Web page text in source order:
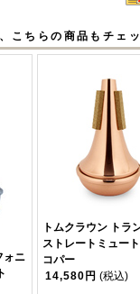
こちらの商品もチェ
ォニ
トムクラウン トラ
ストレートミュー
コパー
14,580円 (税込)